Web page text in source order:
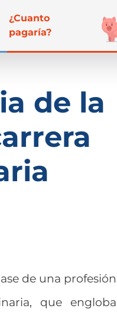
¿Cuanto
pagaría?
de la
de una profesión
que engloba